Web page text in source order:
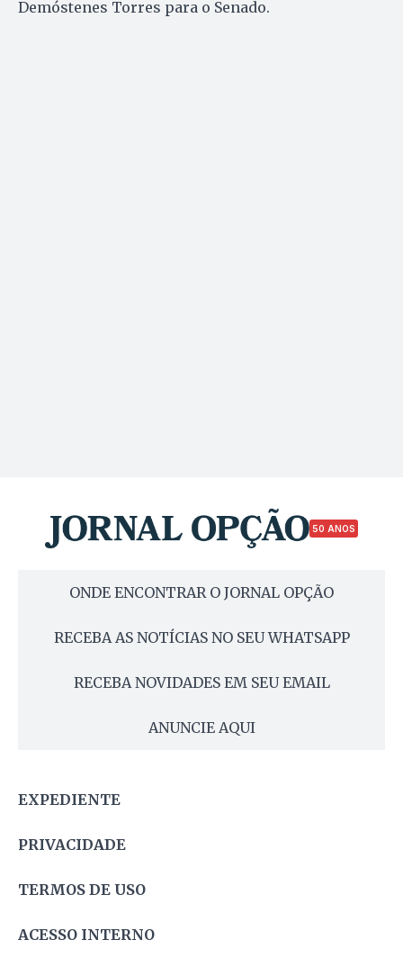
Demóstenes Torres para o Senado.
50 ANOS
ONDE ENCONTRAR O JORNAL OPÇÃO
RECEBA AS NOTÍCIAS NO SEU WHATSAPP
RECEBA NOVIDADES EM SEU EMAIL
ANUNCIE AQUI
EXPEDIENTE
PRIVACIDADE
TERMOS DE USO
ACESSO INTERNO